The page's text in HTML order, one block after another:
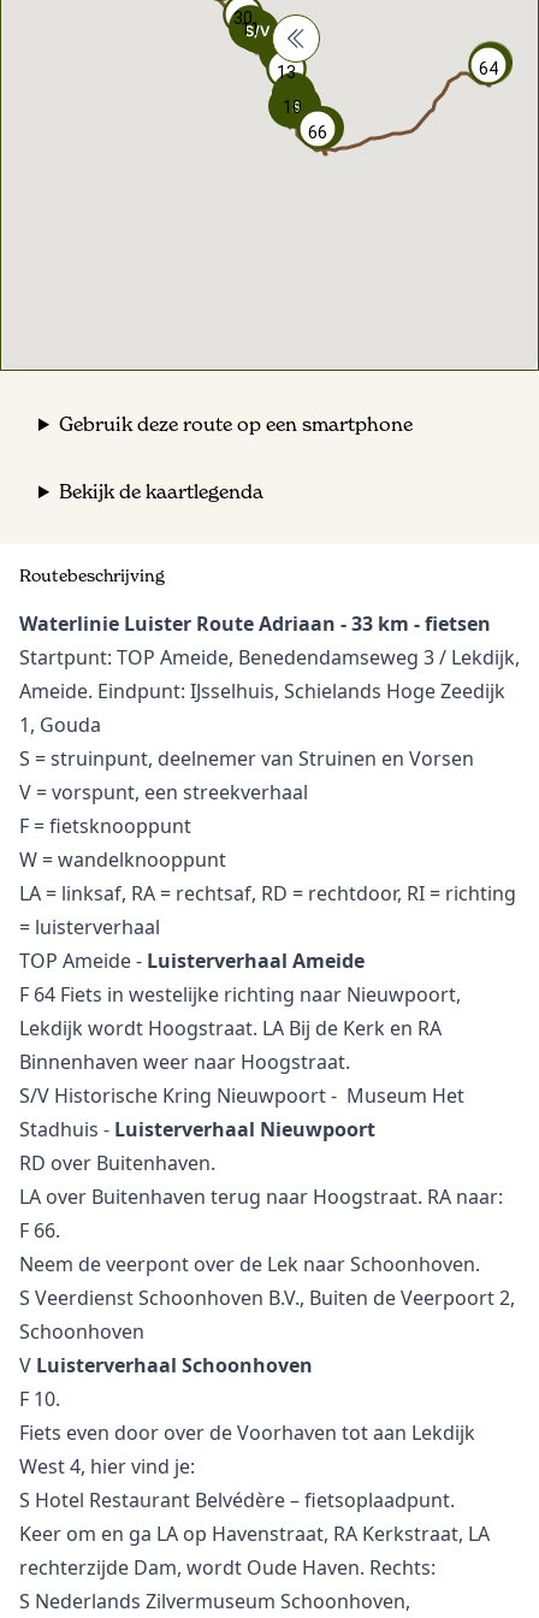
64
66
10
13
11
30
64
66
10
13
11
30
Gebruik deze route op een smartphone
Bekijk de kaartlegenda
Routebeschrijving
Waterlinie Luister Route Adriaan - 33 km - fietsen
Startpunt: TOP Ameide, Benedendamseweg 3 / Lekdijk,
Ameide. Eindpunt: IJsselhuis, Schielands Hoge Zeedijk
1, Gouda
S = struinpunt, deelnemer van Struinen en Vorsen
V = vorspunt, een streekverhaal
F = fietsknooppunt
W = wandelknooppunt
LA = linksaf, RA = rechtsaf, RD = rechtdoor, RI = richting
= luisterverhaal
TOP Ameide - Luisterverhaal Ameide
F 64 Fiets in westelijke richting naar Nieuwpoort,
Lekdijk wordt Hoogstraat. LA Bij de Kerk en RA
Binnenhaven weer naar Hoogstraat.
S/V Historische Kring Nieuwpoort - Museum Het
Stadhuis - Luisterverhaal Nieuwpoort
RD over Buitenhaven.
LA over Buitenhaven terug naar Hoogstraat. RA naar:
F 66.
Neem de veerpont over de Lek naar Schoonhoven.
S Veerdienst Schoonhoven B.V., Buiten de Veerpoort 2,
Schoonhoven
V Luisterverhaal Schoonhoven
F 10.
Fiets even door over de Voorhaven tot aan Lekdijk
West 4, hier vind je:
S Hotel Restaurant Belvédère – fietsoplaadpunt.
Keer om en ga LA op Havenstraat, RA Kerkstraat, LA
rechterzijde Dam, wordt Oude Haven. Rechts:
S Nederlands Zilvermuseum Schoonhoven,